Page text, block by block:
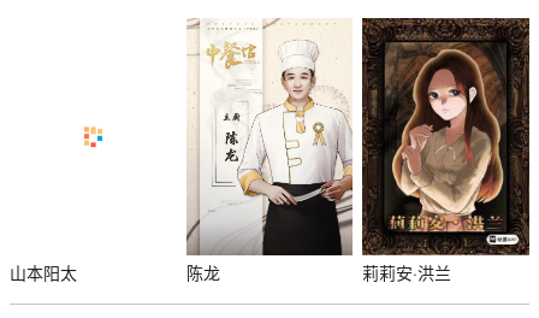
山本阳太 陈龙 莉莉安·洪兰